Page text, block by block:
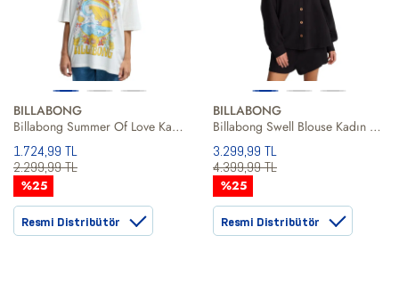
BILLABONG
Billabong Summer Of Love Kadın Tişört
1.724,99 TL
2.299,99 TL
%25
Resmi Distribütör
BILLABONG
Billabong Swell Blouse Kadın Siyah Gömlek
3.299,99 TL
4.399,99 TL
%25
Resmi Distribütör